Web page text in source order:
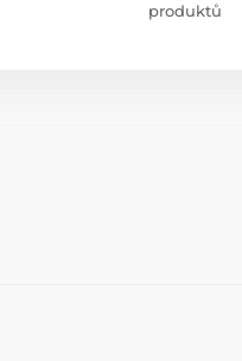
produktů